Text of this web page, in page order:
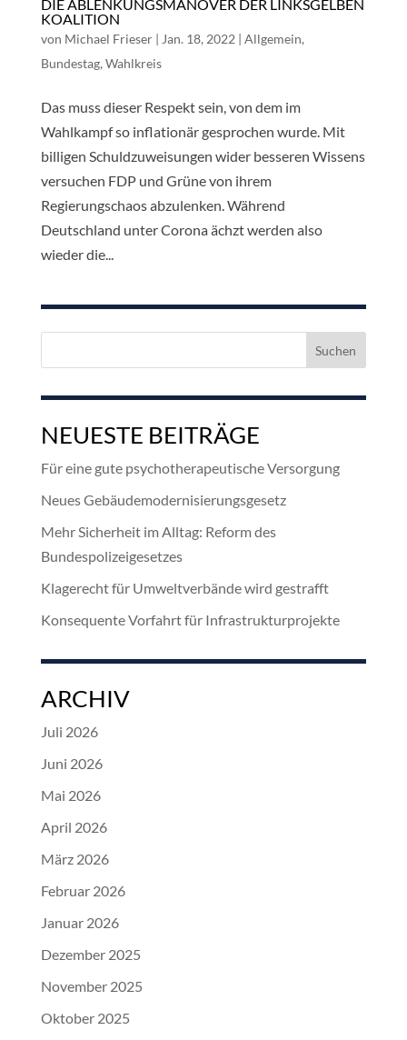
DIE ABLENKUNGSMANÖVER DER LINKSGELBEN
KOALITION
von Michael Frieser| Jan. 18, 2022 | Allgemein,
Bundestag, Wahlkreis
Das muss dieser Respekt sein, von dem im
Wahlkampf so inflationär gesprochen wurde. Mit
billigen Schuldzuweisungen wider besseren Wissens
versuchen FDP und Grüne von ihrem
Regierungschaos abzulenken. Während
Deutschland unter Corona ächzt werden also
wieder die...
NEUESTE BEITRÄGE
Für eine gute psychotherapeutische Versorgung
Neues Gebäudemodernisierungsgesetz
Mehr Sicherheit im Alltag: Reform des
Bundespolizeigesetzes
Klagerecht für Umweltverbände wird gestrafft
Konsequente Vorfahrt für Infrastrukturprojekte
ARCHIV
Juli 2026
Juni 2026
Mai 2026
April 2026
März 2026
Februar 2026
Januar 2026
Dezember 2025
November 2025
Oktober 2025